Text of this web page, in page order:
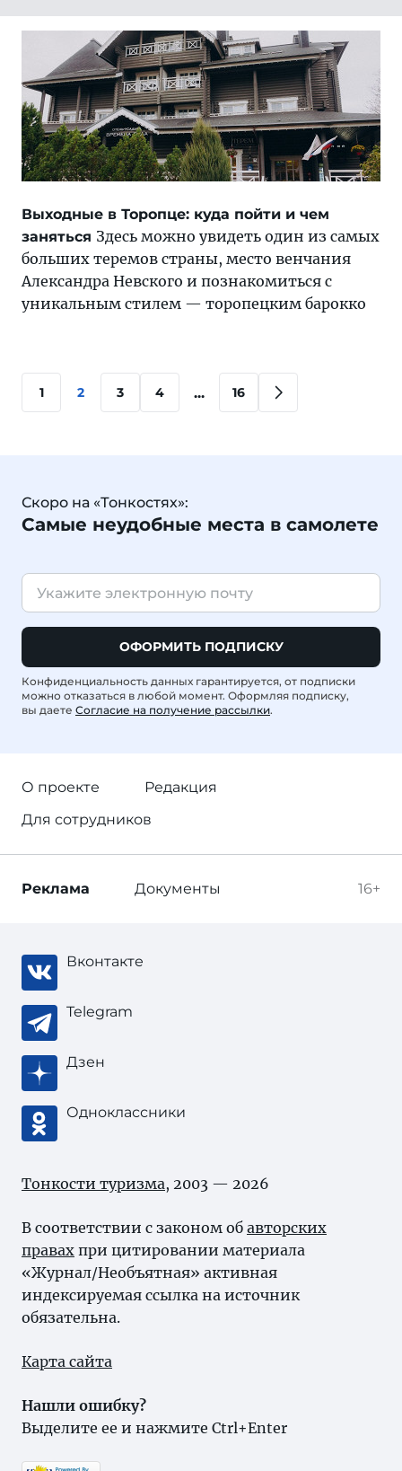
Выходные в Торопце: куда пойти и чем
заняться Здесь можно увидеть один из самых
больших теремов страны, место венчания
Александра Невского и познакомиться с
уникальным стилем — торопецким барокко
1 2 3 4 ... 16
Скоро на «Тонкостях»:
Самые неудобные места в самолете
ОФОРМИТЬ ПОДПИСКУ
Конфиденциальность данных гарантируется, от подписки
можно отказаться в любой момент. Оформляя подписку,
вы даете Согласие на получение рассылки.
О проекте
Редакция
Для сотрудников
16+
Реклама Документы
Вконтакте
Telegram
Дзен
Одноклассники
Тонкости туризма, 2003 — 2026
В соответствии с законом об авторских
правах при цитировании материала
«Журнал/Необъятная» активная
индексируемая ссылка на источник
обязательна.
Карта сайта
Нашли ошибку?
Выделите ее и нажмите Ctrl+Enter